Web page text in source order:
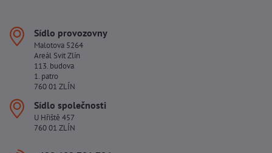
Sídlo provozovny
Malotova 5264
Areál Svit Zlín
113. budova
1. patro
760 01 ZLÍN
Sídlo společnosti
U Hřiště 457
760 01 ZLÍN